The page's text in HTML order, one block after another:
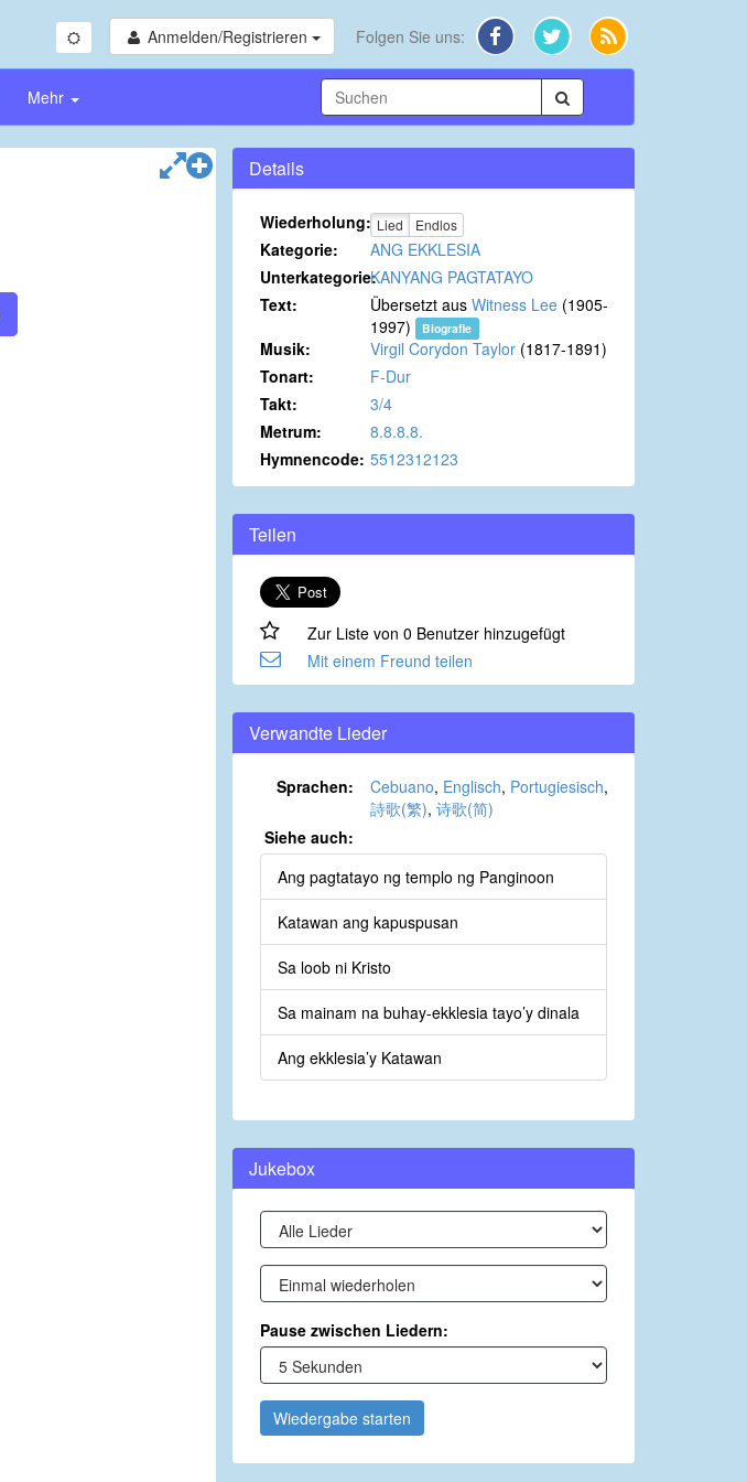
Anmelden/Registrieren Folgen Sie uns:
Mehr
Details
Wiederholung: Lied Endlos
Kategorie:
ANG EKKLESIA
Unterkategorie:KANYANG PAGTATAYO
Text:
Übersetzt aus Witness Lee (1905-
1997)
Biografie
Musik: Virgil Corydon Taylor (1817-1891)
Tonart:
F-Dur
Takt:
3/4
Metrum:
8.8.8.8.
Hymnencode: 5512312123
Teilen
Zur Liste von 0 Benutzer hinzugefügt
Mit einem Freund teilen
Verwandte Lieder
Sprachen: Cebuano, Englisch, Portugiesisch,
詩歌(繁), 诗歌(简)
Siehe auch:
Ang pagtatayo ng templo ng Panginoon
Katawan ang kapuspusan
Sa loob ni Kristo
Sa mainam na buhay-ekklesia tayo’y dinala
Ang ekklesia’y Katawan
Jukebox
Pause zwischen Liedern:
Wiedergabe starten